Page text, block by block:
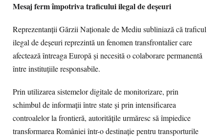
Mesaj ferm împotriva traficului ilegal de deșeuri
Reprezentanții Gărzii Naționale de Mediu subliniază că traficul
ilegal de deșeuri reprezintă un fenomen transfrontalier care
afectează întreaga Europă și necesită o colaborare permanentă
între instituțiile responsabile.
Prin utilizarea sistemelor digitale de monitorizare, prin
schimbul de informații între state și prin intensificarea
controalelor la frontieră, autoritățile urmăresc să împiedice
transformarea României într-o destinație pentru transporturile